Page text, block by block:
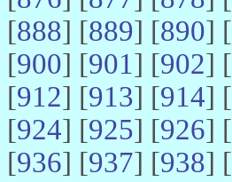
[888] [889] [890] [
[900] [901] [902] [
[912] [913] [914] [
[924] [925] [926] [
[936] [937] [938] [